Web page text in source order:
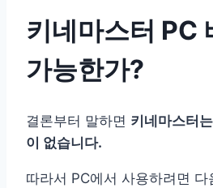
키네마스터 PC
가능한가?
결론부터 말하면 키네마스터
이 없습니다.
따라서 PC에서 사용하려면